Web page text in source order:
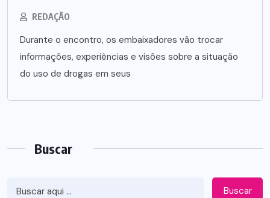
REDAÇÃO
Durante o encontro, os embaixadores vão trocar
informações, experiências e visões sobre a situação
do uso de drogas em seus
Buscar
Buscar